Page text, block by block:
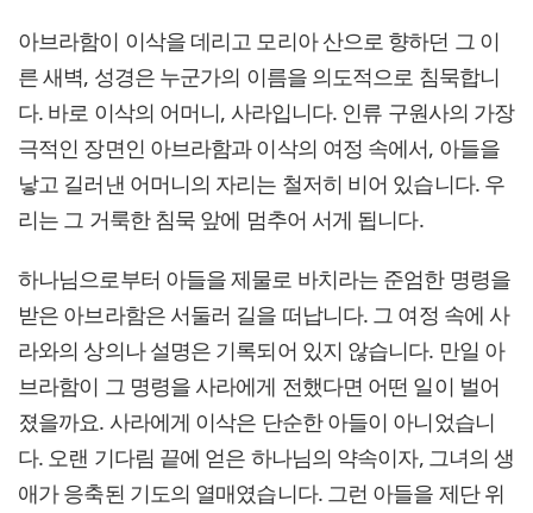
아브라함이 이삭을 데리고 모리아 산으로 향하던 그 이
른 새벽, 성경은 누군가의 이름을 의도적으로 침묵합니
다. 바로 이삭의 어머니, 사라입니다. 인류 구원사의 가장
극적인 장면인 아브라함과 이삭의 여정 속에서, 아들을
낳고 길러낸 어머니의 자리는 철저히 비어 있습니다. 우
리는 그 거룩한 침묵 앞에 멈추어 서게 됩니다.
하나님으로부터 아들을 제물로 바치라는 준엄한 명령을
받은 아브라함은 서둘러 길을 떠납니다. 그 여정 속에 사
라와의 상의나 설명은 기록되어 있지 않습니다. 만일 아
브라함이 그 명령을 사라에게 전했다면 어떤 일이 벌어
졌을까요. 사라에게 이삭은 단순한 아들이 아니었습니
다. 오랜 기다림 끝에 얻은 하나님의 약속이자, 그녀의 생
애가 응축된 기도의 열매였습니다. 그런 아들을 제단 위